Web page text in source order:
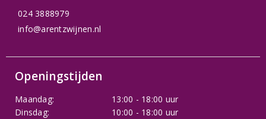
024 3888979
info@arentzwijnen.nl
Openingstijden
Maandag:
13:00 - 18:00 uur
Dinsdag:
10:00 - 18:00 uur